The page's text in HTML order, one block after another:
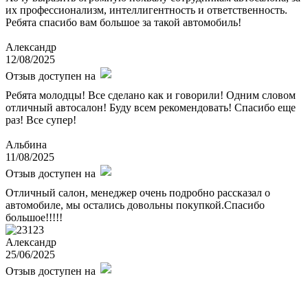
их профессионализм, интеллигентность и ответственность.
Ребята спасибо вам большое за такой автомобиль!
Александр
12/08/2025
Отзыв доступен на
Ребята молодцы! Все сделано как и говорили! Одним словом
отличный автосалон! Буду всем рекомендовать! Спасибо еще
раз! Все супер!
Альбина
11/08/2025
Отзыв доступен на
Отличный салон, менеджер очень подробно рассказал о
автомобиле, мы остались довольны покупкой.Спасибо
большое!!!!!
Александр
25/06/2025
Отзыв доступен на